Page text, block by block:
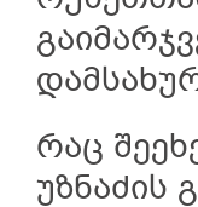
რაც
უზნაძის